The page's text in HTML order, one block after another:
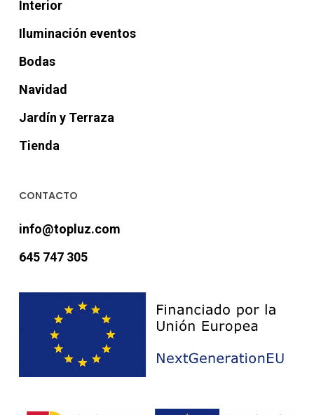
Interior
Iluminación eventos
Bodas
Navidad
Jardín y Terraza
Tienda
CONTACTO
info@topluz.com
645 747 305